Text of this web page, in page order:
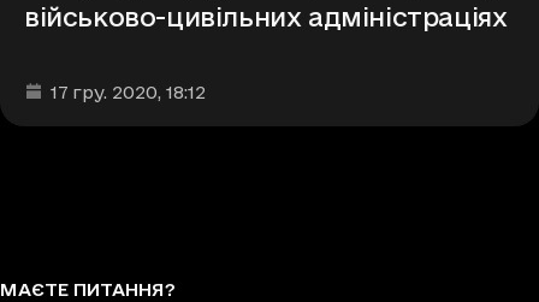
військово-цивільних адміністраціях
Дата та час публікації
17 гру. 2020, 18:12
МАЄТЕ ПИТАННЯ?